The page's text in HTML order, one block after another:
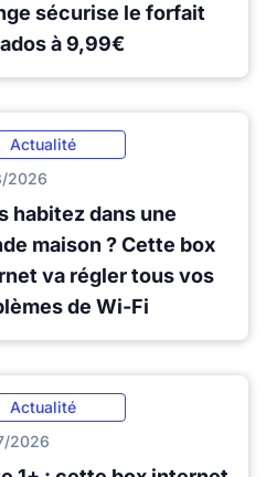
sécurise le forfait
à 9,99€
Actualité
2026
habitez dans une
maison ? Cette box
va régler tous vos
de Wi-Fi
Actualité
2026